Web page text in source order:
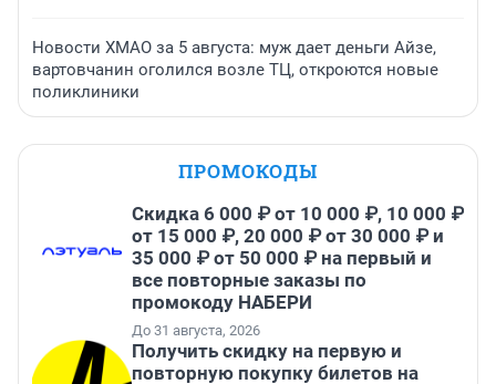
Новости ХМАО за 5 августа: муж дает деньги Айзе,
вартовчанин оголился возле ТЦ, откроются новые
поликлиники
ПРОМОКОДЫ
Скидка 6 000 ₽ от 10 000 ₽, 10 000 ₽
от 15 000 ₽, 20 000 ₽ от 30 000 ₽ и
35 000 ₽ от 50 000 ₽ на первый и
все повторные заказы по
промокоду НАБЕРИ
До 31 августа, 2026
Получить скидку на первую и
повторную покупку билетов на